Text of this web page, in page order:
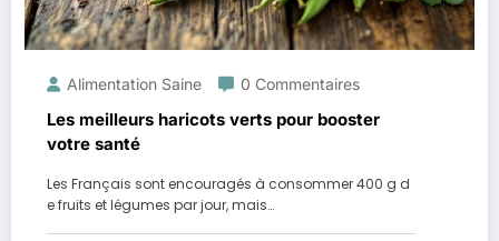
Alimentation Saine 0 Commentaires
Les meilleurs haricots verts pour booster
votre santé
Les Français sont encouragés à consommer 400 g d
e fruits et légumes par jour, mais…